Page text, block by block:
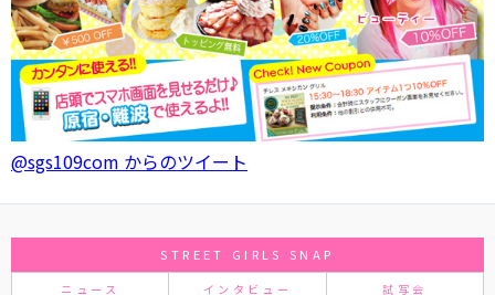
@sgs109com からのツイート
STREET GIRLS SNAP
ニュース インタビュー 試写会